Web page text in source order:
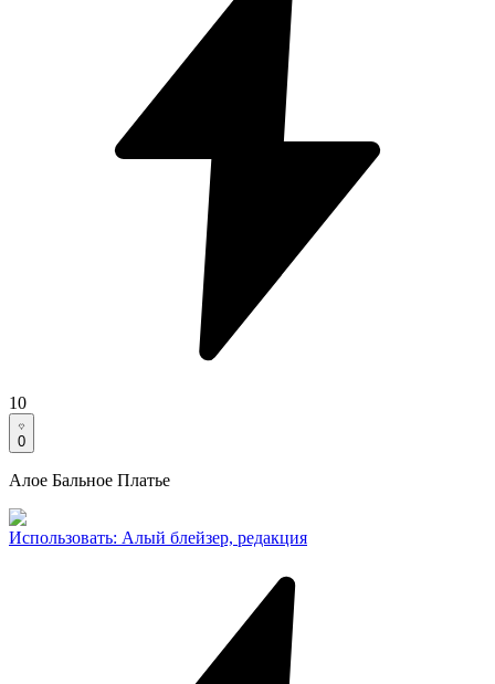
10
0
Алое Бальное Платье
Использовать: Алый блейзер, редакция